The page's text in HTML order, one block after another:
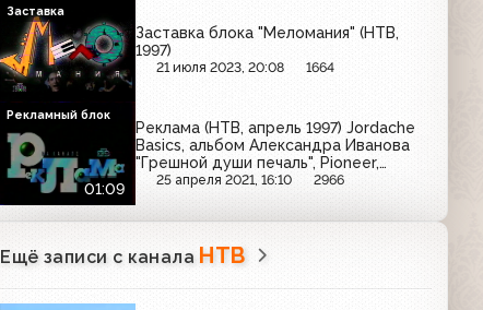
Заставка блока "Меломания" (НТВ,
1997)
21 июля 2023, 20:08 1664
Заставка
01:09
Реклама (НТВ, апрель 1997) Jordache
Basics, альбом Александра Иванова
"Грешной души печаль", Pioneer,
Альбом группы "Чай вдвоём" - "Я не
25 апреля 2021, 16:10 2966
Рекламный блок
Ещё записи с канала НТВ